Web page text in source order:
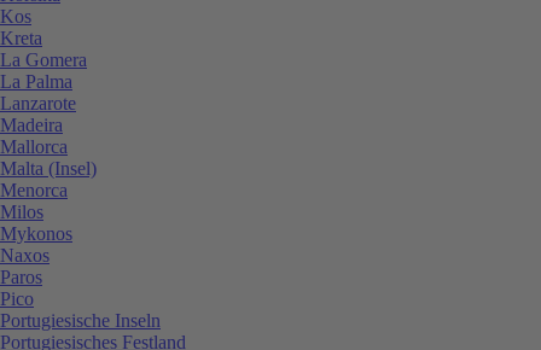
Kos
Kreta
La Gomera
La Palma
Lanzarote
Madeira
Mallorca
Malta (Insel)
Menorca
Milos
Mykonos
Naxos
Paros
Pico
Portugiesische Inseln
Portugiesisches Festland